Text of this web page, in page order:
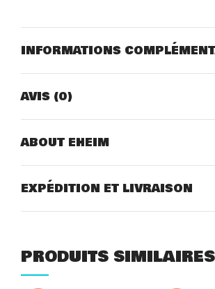
INFORMATIONS
AVIS (0)
ABOUT EHEIM
EXPÉDITION ET LIVRAISON
PRODUITS SIMILAIRES